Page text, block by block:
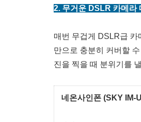
2. 무거운 DSLR 카메라
매번 무겁게 DSLR급
만으로 충분히 커버할
진을 찍을 때 분위기를
네온사인폰 (SKY IM-